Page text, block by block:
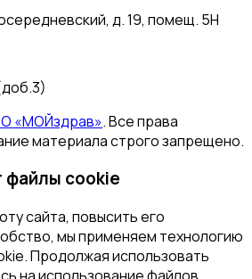
д. 19, помещ. 5Н
«МОЙздрав». Все права
материала строго запрещено.
файлы cookie
сайта, повысить его
мы применяем технологию
Продолжая использовать